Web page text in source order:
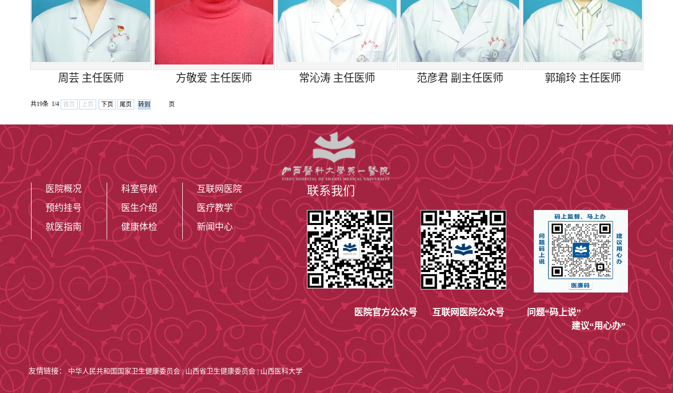
在肾脏内科就诊。学科以中西医结合治疗各种肾脏疾病为特色，通过采取中西医结合治疗措施，可有效减轻患者症状、改善肾
功能。
学科在肾脏病及非肾脏病疑难危重症患者的抢救治疗方面积累了丰富的经验。针对尿毒症以及疑难危重透析患者，可开展
连续性血液净化、血液透析、血液滤过、血液透析滤过、血液灌流、单重/双重血浆置换、免疫吸附等治疗。可为血液透析患者
制的高血压、拒绝行血液透析治疗等，可进行腹膜透析治疗。
中西医结合药物灌肠治疗主要是将积存在肠道壁上的宿便、肠源性内毒素等有害物质清除出人体，从而达到血液净化的目
的。慢性肾脏病患者由于多种原因不能接受血液透析和腹膜透析治疗，或伴有急性高尿酸血症、溃疡型结肠炎等疾病，可行中
西医结合灌肠治疗。此外，灌肠治疗还可用于减肥消脂、排毒养颜、顽固性便秘、结肠清洗、术前肠道准备、术后通便以及各
种肠道镜检前准备。
肾脏内科 特殊检查：
尿相差显微镜检查：可用于判别尿中红细胞的来源，是否为肾小球源性血尿。
（数据更新至2021年07月27日）
周芸 主任医师 方敬爱 主任医师 常沁涛 主任医师 范彦君 副主任医师 郭瑜玲 主任医师
共19条 1/4 首页 上页 下页 尾页 页
医院概况
预约挂号
就医指南
科室导航
医生介绍
健康体检
互联网医院
医疗教学
新闻中心
联系我们
医院官方公众号 互联网医院公众号
问题“码上说”
建议“用心办”
友情链接： 中华人民共和国国家卫生健康委员会 山西省卫生健康委员会 | 山西医科大学